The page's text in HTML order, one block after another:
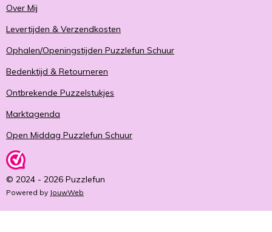
Over Mij
Levertijden & Verzendkosten
Ophalen/Openingstijden Puzzlefun Schuur
Bedenktijd & Retourneren
Ontbrekende Puzzelstukjes
Marktagenda
Open Middag Puzzlefun Schuur
© 2024 - 2026 Puzzlefun
Powered by JouwWeb